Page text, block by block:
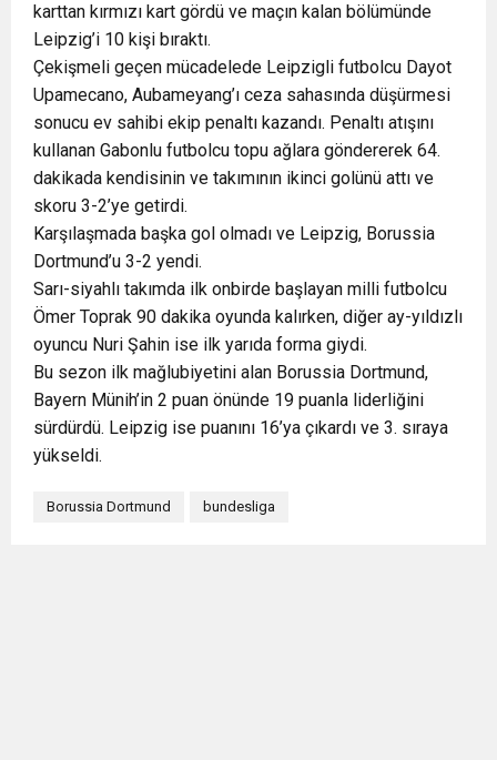
karttan kırmızı kart gördü ve maçın kalan bölümünde
Leipzig’i 10 kişi bıraktı.
Çekişmeli geçen mücadelede Leipzigli futbolcu Dayot
Upamecano, Aubameyang’ı ceza sahasında düşürmesi
sonucu ev sahibi ekip penaltı kazandı. Penaltı atışını
kullanan Gabonlu futbolcu topu ağlara göndererek 64.
dakikada kendisinin ve takımının ikinci golünü attı ve
skoru 3-2’ye getirdi.
Karşılaşmada başka gol olmadı ve Leipzig, Borussia
Dortmund’u 3-2 yendi.
Sarı-siyahlı takımda ilk onbirde başlayan milli futbolcu
Ömer Toprak 90 dakika oyunda kalırken, diğer ay-yıldızlı
oyuncu Nuri Şahin ise ilk yarıda forma giydi.
Bu sezon ilk mağlubiyetini alan Borussia Dortmund,
Bayern Münih’in 2 puan önünde 19 puanla liderliğini
sürdürdü. Leipzig ise puanını 16’ya çıkardı ve 3. sıraya
yükseldi.
Borussia Dortmund bundesliga